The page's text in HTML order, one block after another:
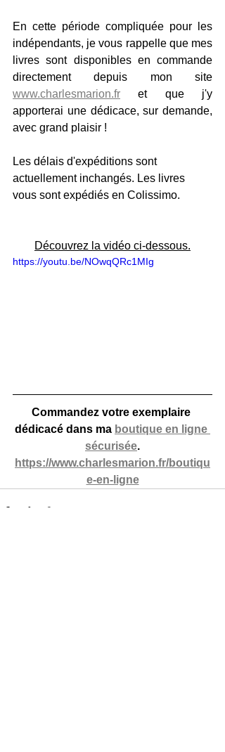
En cette période compliquée pour les
indépendants, je vous rappelle que mes
livres sont disponibles en commande
www.charlesmarion.fr et que j'y
apporterai une dédicace, sur demande,
avec grand plaisir !
Les délais d'expéditions sont
actuellement inchangés. Les livres
vous sont expédiés en Colissimo.
Découvrez la vidéo ci-dessous.
https://youtu.be/NOwqQRc1MIg
Commandez votre exemplaire
dédicacé dans ma boutique en ligne
sécurisée.
https://www.charlesmarion.fr/boutiqu
e-en-ligne